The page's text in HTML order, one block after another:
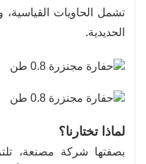
تشمل الحاويات القياسية،
الحديدية.
لماذا تختارنا؟
بصفتها شركة مصنعة،